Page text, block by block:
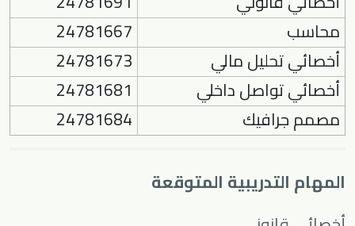
محاسب
24781667
أخصائي تحليل مالي
24781673
أخصائي تواصل داخلي
24781681
مصمم جرافيك
24781684
المهام التدريبية المتوقعة